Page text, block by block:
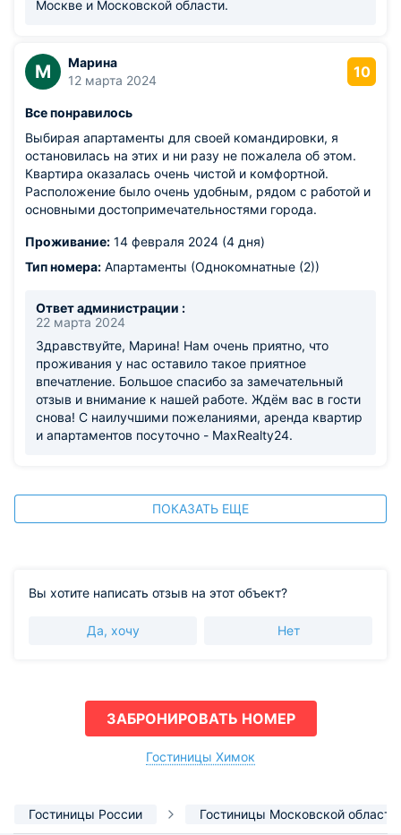
Москве и Московской области.
М
Марина
12 марта 2024
10
Все понравилось
Выбирая апартаменты для своей командировки, я
остановилась на этих и ни разу не пожалела об этом.
Квартира оказалась очень чистой и комфортной.
Расположение было очень удобным, рядом с работой и
основными достопримечательностями города.
Проживание: 14 февраля 2024 (4 дня)
Тип номера: Апартаменты (Однокомнатные (2))
Ответ администрации :
22 марта 2024
Здравствуйте, Марина! Нам очень приятно, что
проживания у нас оставило такое приятное
впечатление. Большое спасибо за замечательный
отзыв и внимание к нашей работе. Ждём вас в гости
снова! С наилучшими пожеланиями, аренда квартир
и апартаментов посуточно - MaxRealty24.
ПОКАЗАТЬ ЕЩЕ
Вы хотите написать отзыв на этот объект?
Да, хочу Нет
ЗАБРОНИРОВАТЬ НОМЕР
Гостиницы Химок
Гостиницы России Гостиницы Московской области